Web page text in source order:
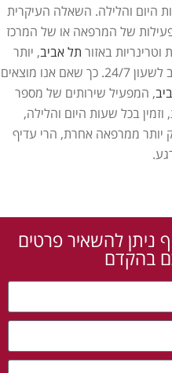
היום והלילה. השאלה העיקרית
של המרפאה או של המרכז
באזור תל אביב, יותר
ויותר מרפאות מציעות שירותים מסביב לשעון 24/7. כך שאם אנו מוצאים
, המפעיל שירותים של מספר
בכל שעות היום והלילה,
יותר ממרפאה אחרת, הרי עדיף
ניתן להשאיר פרטים
בהקדם